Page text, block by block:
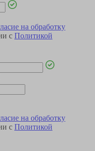
на обработку
с Политикой
на обработку
с Политикой